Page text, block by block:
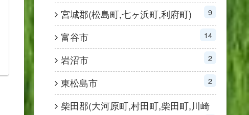
宮城郡(松島町,七ヶ浜町,利府町) 9
富谷市 14
岩沼市 2
東松島市 2
柴田郡(大河原町,村田町,柴田町,川崎